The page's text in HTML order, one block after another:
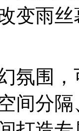
变雨
氛围
间分